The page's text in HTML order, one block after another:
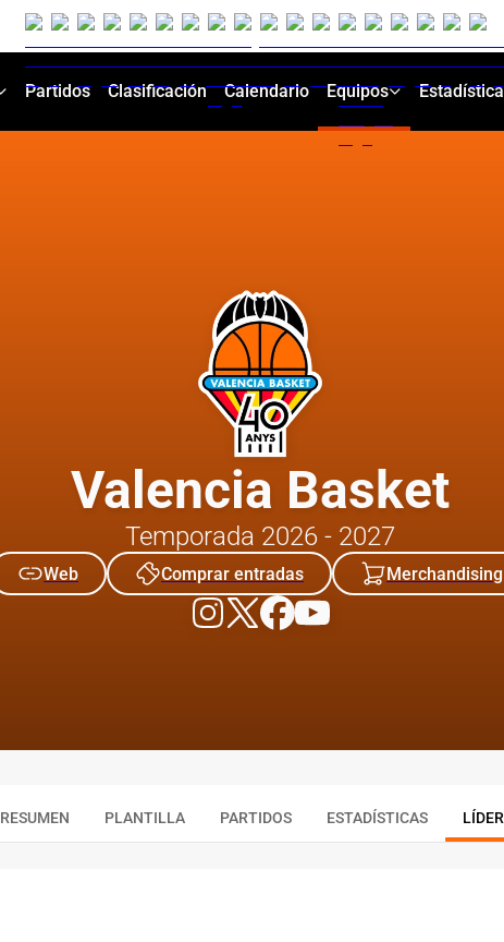
Partidos Clasificación Calendario Equipos
Valencia Basket
Temporada 2026 - 2027
Web Comprar entradas Merchandising
RESUMEN PLANTILLA PARTIDOS ESTADÍSTICAS